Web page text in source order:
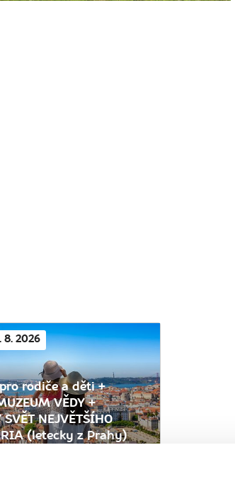
8. 2026
rodiče a děti +
VĚDY +
SVĚT NEJVĚTŠÍHO
(letecky z Prahy)